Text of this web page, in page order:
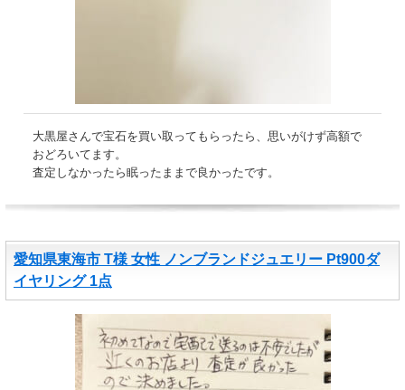
大黒屋さんで宝石を買い取ってもらったら、思いがけず高額で
おどろいてます。
査定しなかったら眠ったままで良かったです。
愛知県東海市 T様 女性 ノンブランドジュエリー Pt900ダ
イヤリング 1点